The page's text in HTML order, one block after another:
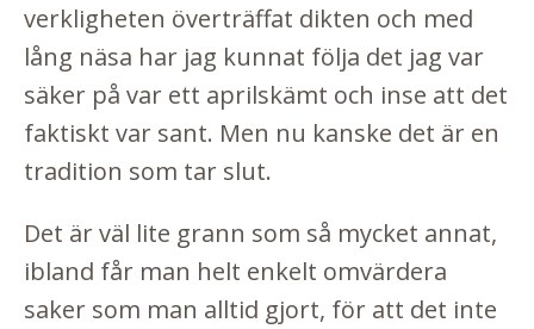
verkligheten överträffat dikten och med
lång näsa har jag kunnat följa det jag var
säker på var ett aprilskämt och inse att det
faktiskt var sant. Men nu kanske det är en
tradition som tar slut.
Det är väl lite grann som så mycket annat,
ibland får man helt enkelt omvärdera
saker som man alltid gjort, för att det inte